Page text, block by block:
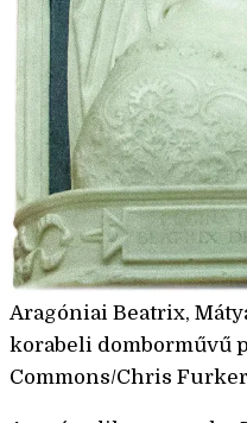
Aragóniai Beatrix,
korabeli domborművű
Commons/Chris